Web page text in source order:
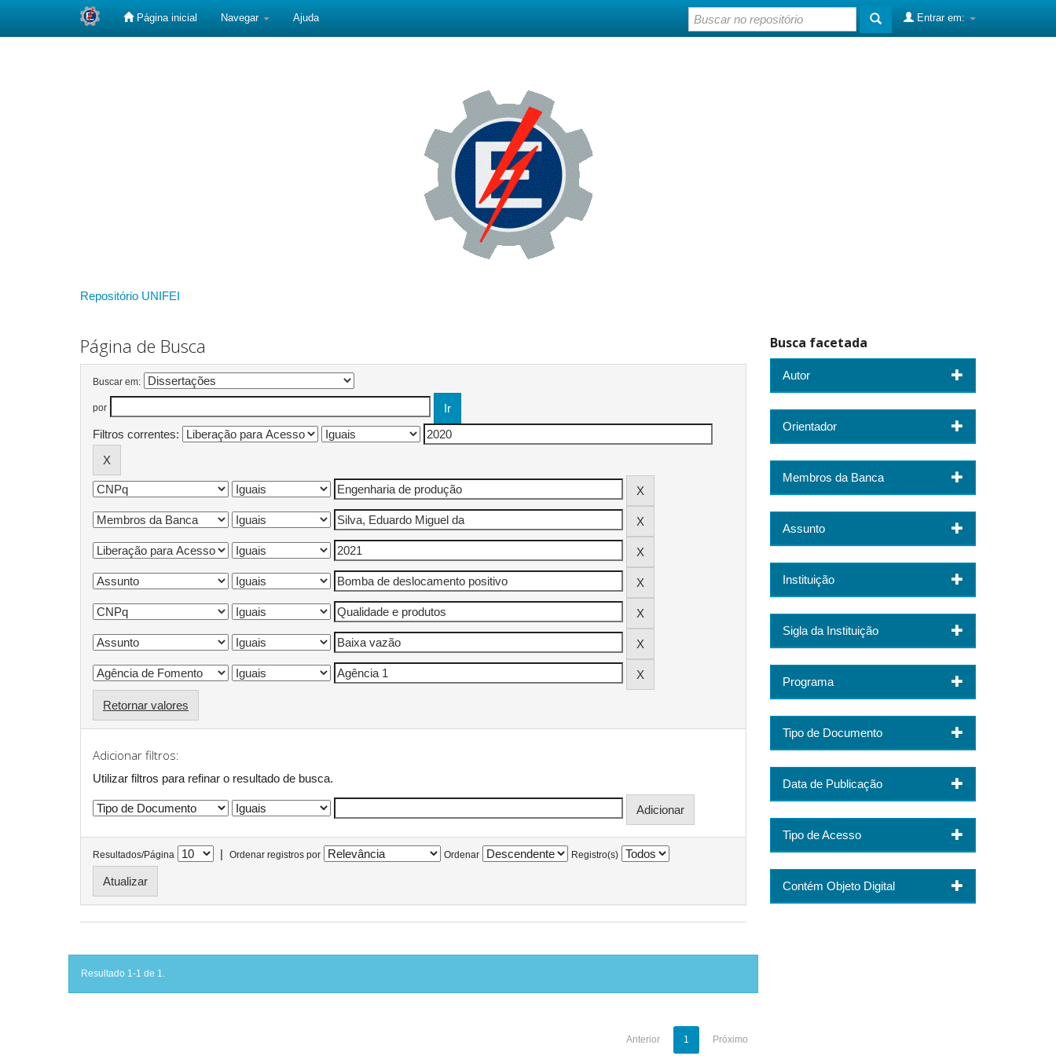
Página inicial Navegar Ajuda Entrar em:
Repositório UNIFEI
Página de Busca
Buscar em:
por
Filtros correntes:
Retornar valores
Adicionar filtros:
Utilizar filtros para refinar o resultado de busca.
Resultados/Página | Ordenar registros por Ordenar Registro(s)
Resultado 1-1 de 1.
Anterior 1 Próximo
Busca facetada
Autor
Orientador
Membros da Banca
Assunto
Instituição
Sigla da Instituição
Programa
Tipo de Documento
Data de Publicação
Tipo de Acesso
Contém Objeto Digital